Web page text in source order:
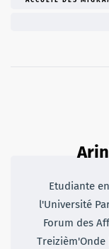
Etudiante
l'Université
Forum des